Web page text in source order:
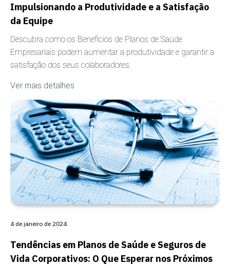
COBERTURA
Impulsionando a Produtividade e a Satisfação
da Equipe
Descubra como os Benefícios de Planos de Saúde
Empresariais podem aumentar a produtividade e garantir a
satisfação dos seus colaboradores.
Ver mais detalhes
Tendências em Planos de Saúde e Seguros de
Vida Corporativos: O Que Esperar nos Próximos
4 de janeiro de 2024